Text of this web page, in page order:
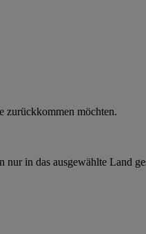
zurückkommen möchten.
in das ausgewählte Land